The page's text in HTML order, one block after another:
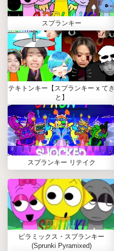
スプランキー
テキトンキー【スプランキー x てき
と】
スプランキー リテイク
ピラミックス・スプランキー
(Sprunki Pyramixed)